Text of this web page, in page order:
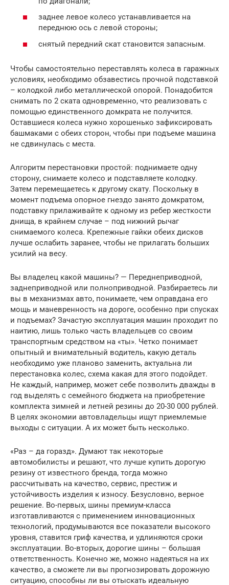
заднее левое колесо устанавливается на
переднюю ось с левой стороны;
снятый передний скат становится запасным.
Чтобы самостоятельно переставлять колеса в гаражных
условиях, необходимо обзавестись прочной подставкой
– колодкой либо металлической опорой. Понадобится
снимать по 2 ската одновременно, что реализовать с
помощью единственного домкрата не получится.
Оставшиеся колеса нужно хорошенько зафиксировать
башмаками с обеих сторон, чтобы при подъеме машина
не сдвинулась с места.
Алгоритм перестановки простой: поднимаете одну
сторону, снимаете колесо и подставляете колодку.
Затем перемещаетесь к другому скату. Поскольку в
момент подъема опорное гнездо занято домкратом,
подставку прилаживайте к одному из ребер жесткости
днища, в крайнем случае – под нижний рычаг
снимаемого колеса. Крепежные гайки обеих дисков
лучше ослабить заранее, чтобы не прилагать больших
усилий на весу.
Вы владелец какой машины? — Переднеприводной,
заднеприводной или полноприводной. Разбираетесь ли
вы в механизмах авто, понимаете, чем оправдана его
мощь и маневренность на дороге, особенно при спусках
и подъемах? Зачастую эксплуатация машин проходит по
наитию, лишь только часть владельцев со своим
транспортным средством на «ты». Четко понимает
опытный и внимательный водитель, какую деталь
необходимо уже планово заменить, актуальна ли
перестановка колес, схема какая для этого подойдет.
Не каждый, например, может себе позволить дважды в
год выделять с семейного бюджета на приобретение
комплекта зимней и летней резины до 20-30 000 рублей.
В целях экономии автовладельцы ищут приемлемые
выходы с ситуации. А их может быть несколько.
«Раз – да горазд». Думают так некоторые
автомобилисты и решают, что лучше купить дорогую
резину от известного бренда, тогда можно
рассчитывать на качество, сервис, престиж и
устойчивость изделия к износу. Безусловно, верное
решение. Во-первых, шины премиум-класса
изготавливаются с применением инновационных
технологий, продумываются все показатели высокого
уровня, ставится гриф качества, и удлиняются сроки
эксплуатации. Во-вторых, дорогие шины – большая
ответственность. Конечно же, можно надеяться на их
качество, а сможете ли вы прогнозировать дорожную
ситуацию, способны ли вы отыскать идеальную